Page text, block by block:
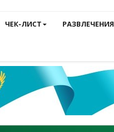
ЧЕК-ЛИСТ РАЗВЛЕЧЕНИЯ